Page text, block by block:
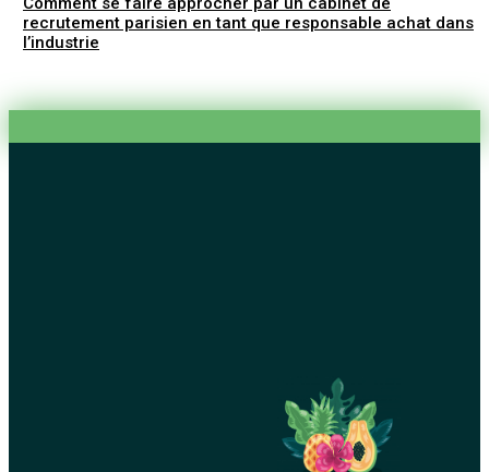
recrutement parisien en tant que responsable achat dans
l’industrie